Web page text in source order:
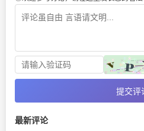
提交评
最新评论